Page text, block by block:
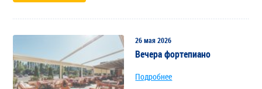
26 мая 2026
Вечера фортепиано
Подробнее